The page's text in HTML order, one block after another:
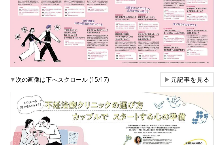
▼次の画像は下へスクロール (15/17) ▶元記事を見る